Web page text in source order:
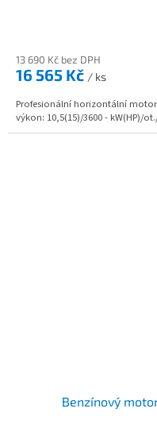
13 690 Kč bez DPH
16 565 Kč / ks
Profesionální horizontální motor
výkon: 10,5(15)/3600 - kW(HP)/
Benzínový